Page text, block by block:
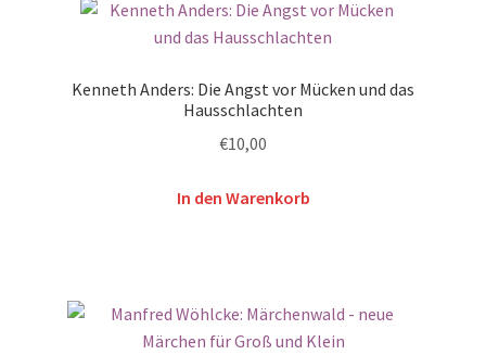
Kenneth Anders: Die Angst vor Mücken und das
Hausschlachten
€10,00
In den Warenkorb